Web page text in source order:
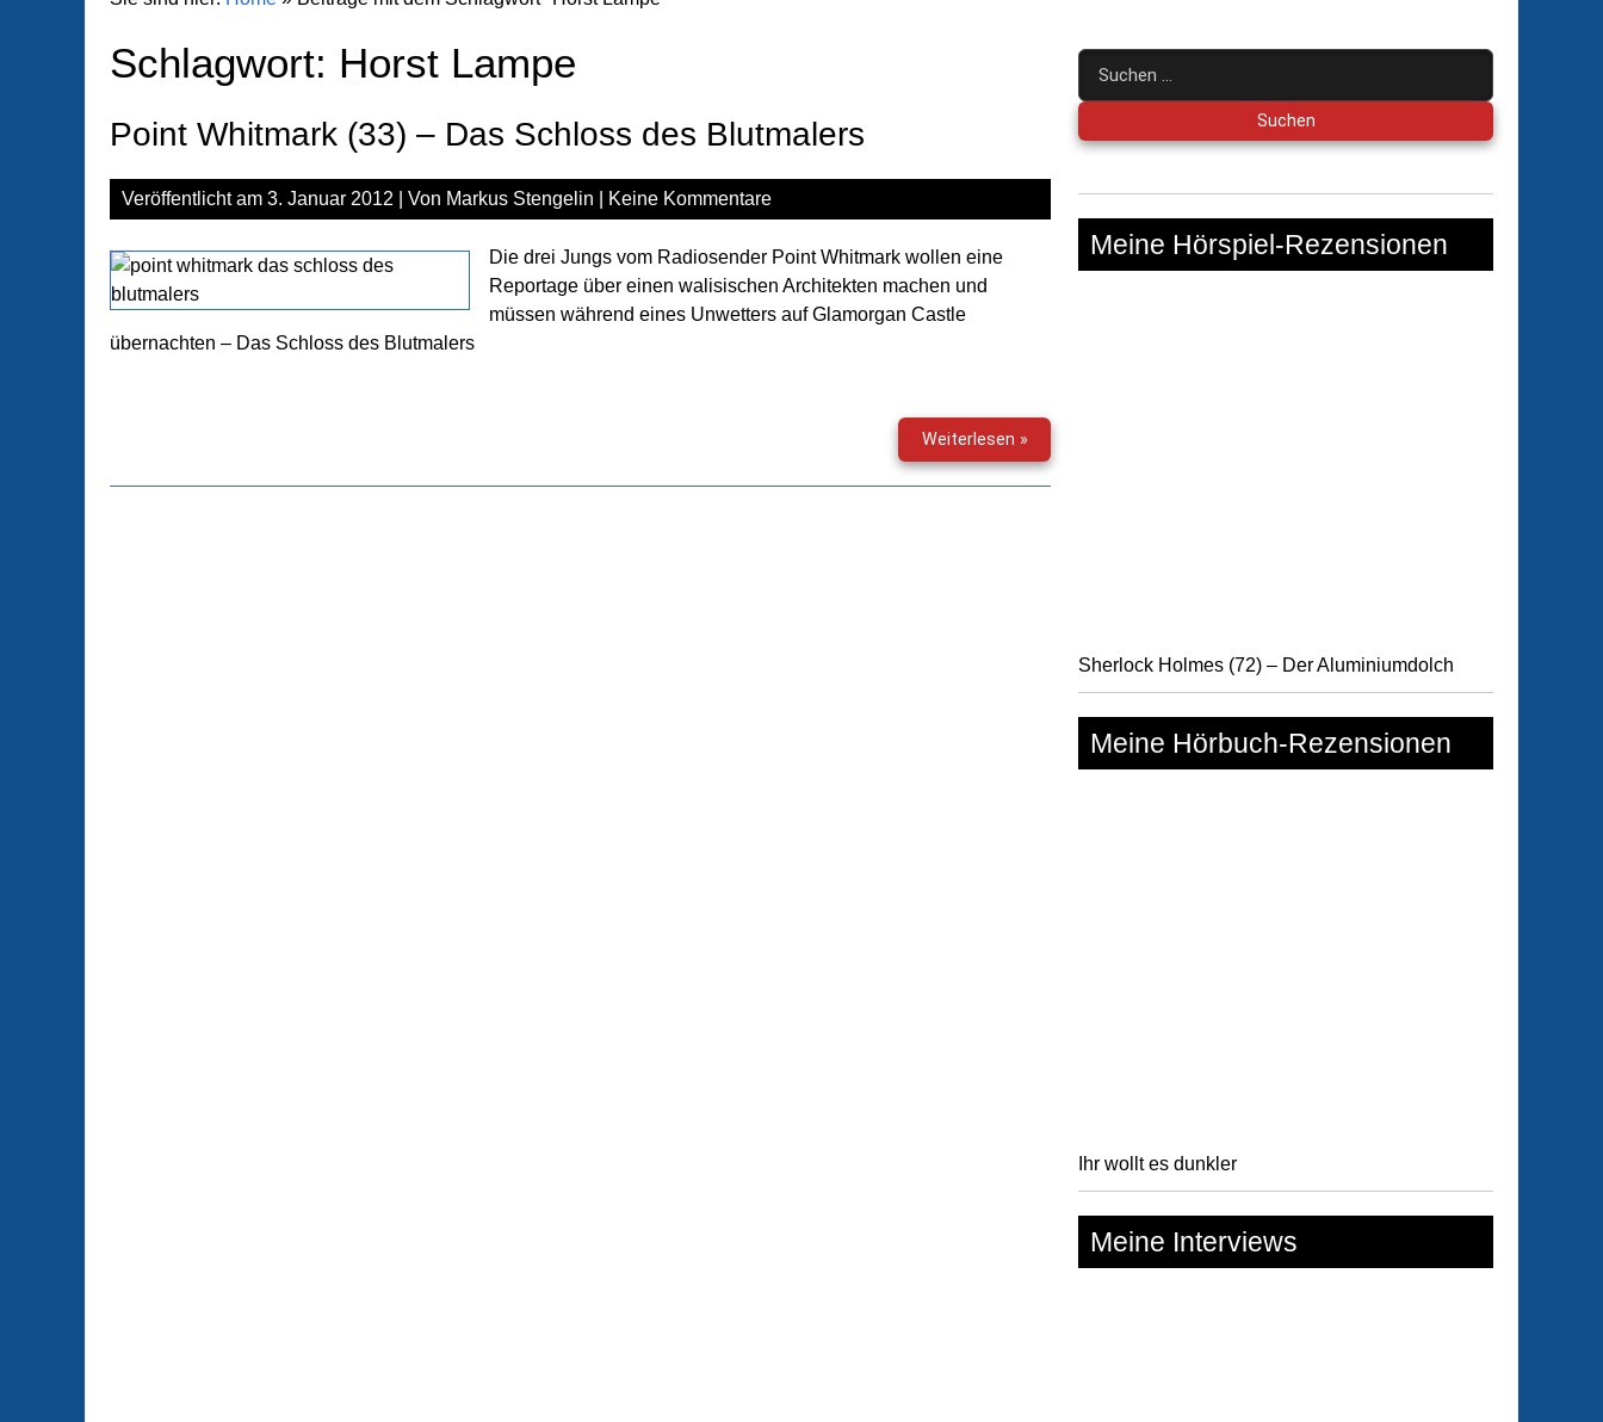
Schlagwort: Horst Lampe
Point Whitmark (33) – Das Schloss des Blutmalers
Veröffentlicht am 3. Januar 2012 | Von Markus Stengelin Keine Kommentare
Die drei Jungs vom Radiosender Point Whitmark wollen eine
Reportage über einen walisischen Architekten machen und
müssen während eines Unwetters auf Glamorgan Castle
übernachten – Das Schloss des Blutmalers
Weiterlesen »Point
Whitmark
(33)
Suchen
nach:
Meine Hörspiel-Rezensionen
Sherlock Holmes (72) – Der Aluminiumdolch
Meine Hörbuch-Rezensionen
Ihr wollt es dunkler
Meine Interviews